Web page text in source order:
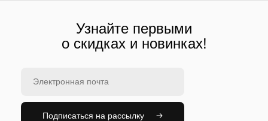
Узнайте первыми
о скидках и новинках!
Подписаться на рассылку